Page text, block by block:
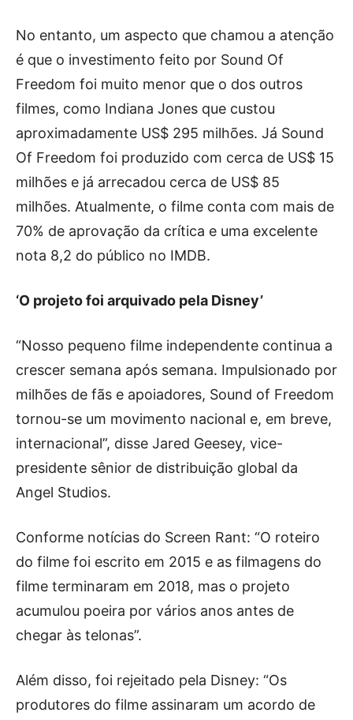
No entanto, um aspecto que chamou a atenção
é que o investimento feito por Sound Of
Freedom foi muito menor que o dos outros
filmes, como Indiana Jones que custou
aproximadamente US$ 295 milhões. Já Sound
Of Freedom foi produzido com cerca de US$ 15
milhões e já arrecadou cerca de US$ 85
milhões. Atualmente, o filme conta com mais de
70% de aprovação da crítica e uma excelente
nota 8,2 do público no IMDB.
‘O projeto foi arquivado pela Disney’
“Nosso pequeno filme independente continua a
crescer semana após semana. Impulsionado por
milhões de fãs e apoiadores, Sound of Freedom
tornou-se um movimento nacional e, em breve,
internacional”, disse Jared Geesey, vice-
presidente sênior de distribuição global da
Angel Studios.
Conforme notícias do Screen Rant: “O roteiro
do filme foi escrito em 2015 e as filmagens do
filme terminaram em 2018, mas o projeto
acumulou poeira por vários anos antes de
chegar às telonas”.
Além disso, foi rejeitado pela Disney: “Os
produtores do filme assinaram um acordo de